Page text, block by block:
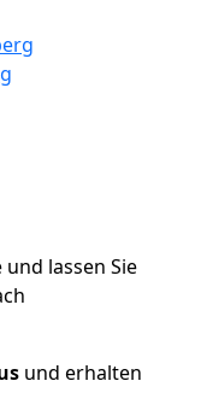
lassen Sie
und erhalten